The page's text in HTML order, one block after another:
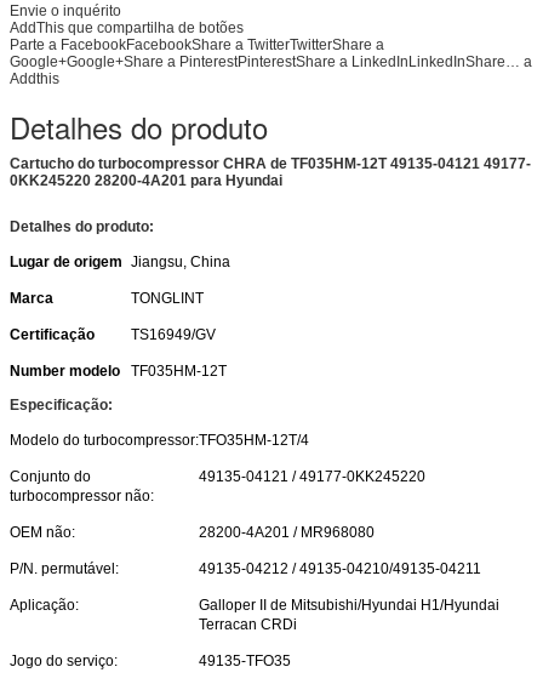
Envie o inquérito
AddThis que compartilha de botões
Parte a FacebookFacebookShare a TwitterTwitterShare a
Google+Google+Share a PinterestPinterestShare a LinkedInLinkedInShare… a
Addthis
Detalhes do produto
Cartucho do turbocompressor CHRA de TF035HM-12T 49135-04121 49177-
0KK245220 28200-4A201 para Hyundai
Detalhes do produto:
Lugar de origem Jiangsu, China
Marca TONGLINT
Certificação TS16949/GV
Number modelo
TF035HM-12T
Especificação:
Modelo do turbocompressor:TFO35HM-12T/4
Conjunto do
turbocompressor não:
49135-04121 / 49177-0KK245220
OEM não: 28200-4A201 / MR968080
P/N. permutável: 49135-04212 / 49135-04210/49135-04211
Aplicação:
Galloper II de Mitsubishi/Hyundai H1/Hyundai
Terracan CRDi
Jogo do serviço:
49135-TFO35